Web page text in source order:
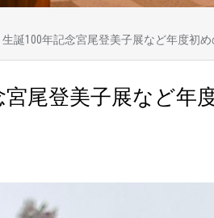
誕100年記念宮尾登美子展など年度初
尾登美子展など年